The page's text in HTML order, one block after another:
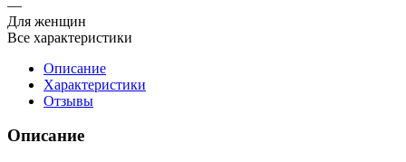
—
Для женщин
Все характеристики
Описание
Характеристики
Отзывы
Описание